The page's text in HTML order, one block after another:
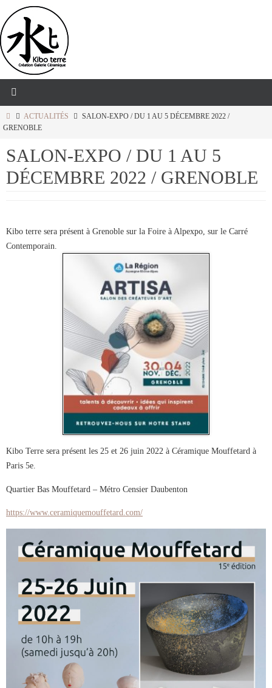
Passer
vers
le
contenu
HOME
ACTUALITÉS
SALON-EXPO / DU 1 AU 5 DÉCEMBRE 2022 /
GRENOBLE
SALON-EXPO / DU 1 AU 5
DÉCEMBRE 2022 / GRENOBLE
Kibo terre sera présent à Grenoble sur la Foire à Alpexpo, sur le Carré
Contemporain.
Kibo Terre sera présent les 25 et 26 juin 2022 à Céramique Mouffetard à
Paris 5e.
Quartier Bas Mouffetard – Métro Censier Daubenton
https://www.ceramiquemouffetard.com/